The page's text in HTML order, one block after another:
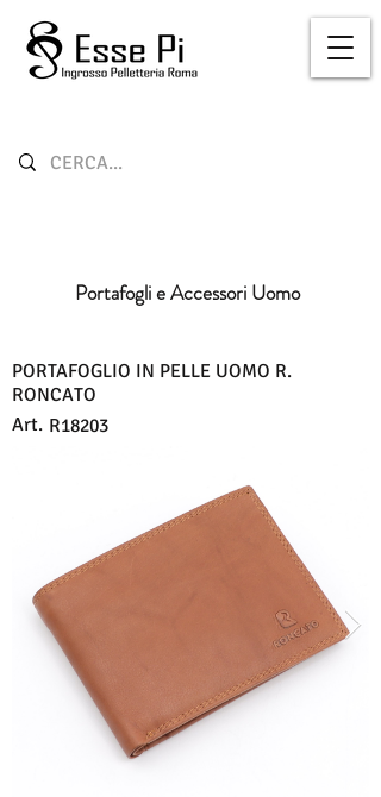
Portafogli e Accessori Uomo
PORTAFOGLIO IN PELLE UOMO R.
RONCATO
Art. R18203